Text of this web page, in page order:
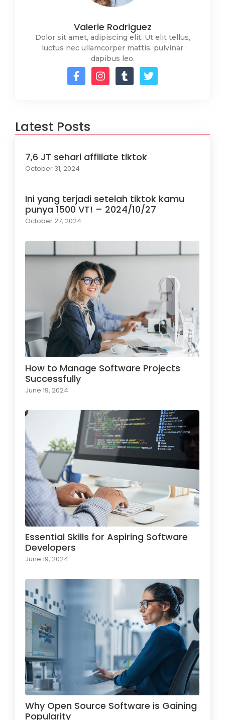
Valerie Rodriguez
Dolor sit amet, adipiscing elit. Ut elit tellus,
luctus nec ullamcorper mattis, pulvinar
dapibus leo.
Latest Posts
7,6 JT sehari affiliate tiktok
October 31, 2024
Ini yang terjadi setelah tiktok kamu
punya 1500 VT! – 2024/10/27
October 27, 2024
How to Manage Software Projects
Successfully
June 19, 2024
Essential Skills for Aspiring Software
Developers
June 19, 2024
Why Open Source Software is Gaining
Popularity